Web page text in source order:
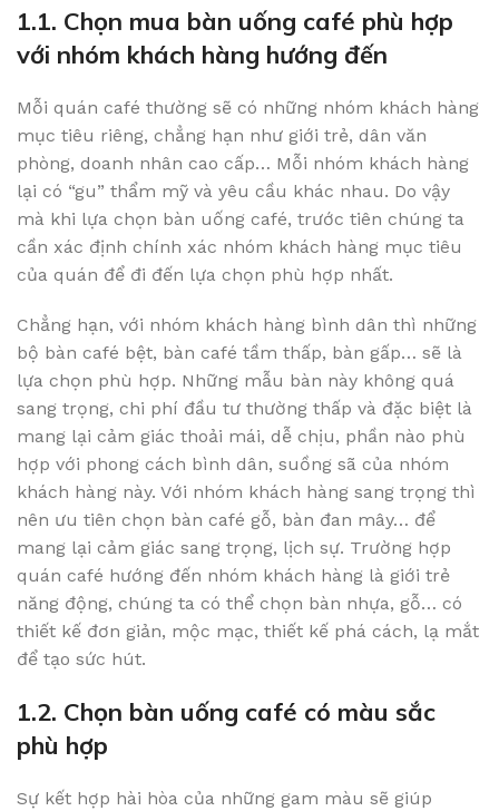
1.1. Chọn mua bàn uống café phù hợp
với nhóm khách hàng hướng đến
Mỗi quán café thường sẽ có những nhóm khách hàng
mục tiêu riêng, chẳng hạn như giới trẻ, dân văn
phòng, doanh nhân cao cấp… Mỗi nhóm khách hàng
lại có “gu” thẩm mỹ và yêu cầu khác nhau. Do vậy
mà khi lựa chọn bàn uống café, trước tiên chúng ta
cần xác định chính xác nhóm khách hàng mục tiêu
của quán để đi đến lựa chọn phù hợp nhất.
Chẳng hạn, với nhóm khách hàng bình dân thì những
bộ bàn café bệt, bàn café tầm thấp, bàn gấp… sẽ là
lựa chọn phù hợp. Những mẫu bàn này không quá
sang trọng, chi phí đầu tư thường thấp và đặc biệt là
mang lại cảm giác thoải mái, dễ chịu, phần nào phù
hợp với phong cách bình dân, suồng sã của nhóm
khách hàng này. Với nhóm khách hàng sang trọng thì
nên ưu tiên chọn bàn café gỗ, bàn đan mây… để
mang lại cảm giác sang trọng, lịch sự. Trường hợp
quán café hướng đến nhóm khách hàng là giới trẻ
năng động, chúng ta có thể chọn bàn nhựa, gỗ… có
thiết kế đơn giản, mộc mạc, thiết kế phá cách, lạ mắt
để tạo sức hút.
1.2. Chọn bàn uống café có màu sắc
phù hợp
Sự kết hợp hài hòa của những gam màu sẽ giúp